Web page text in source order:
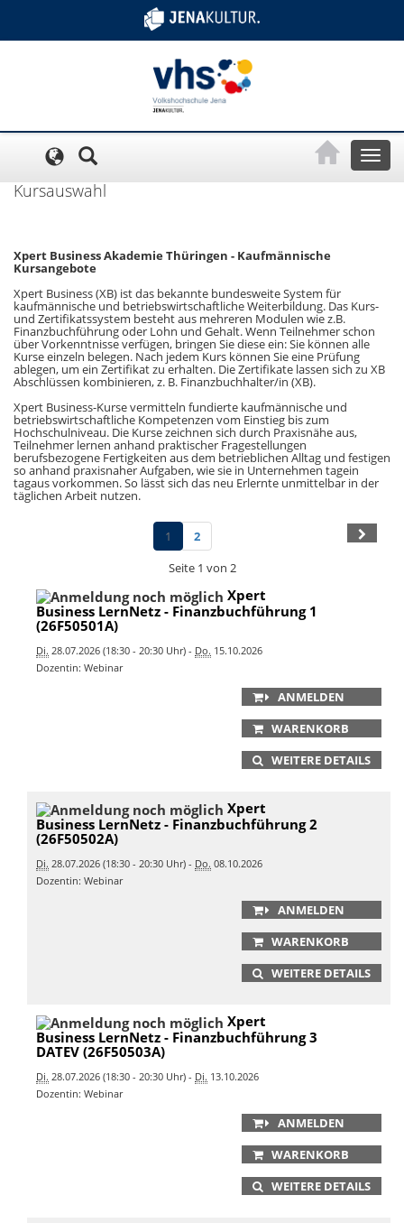
Toggle
Kursauswahl
Xpert Business Akademie Thüringen - Kaufmännische
Kursangebote
Xpert Business (XB) ist das bekannte bundesweite System für
kaufmännische und betriebswirtschaftliche Weiterbildung. Das Kurs-
und Zertifikatssystem besteht aus mehreren Modulen wie z.B.
Finanzbuchführung oder Lohn und Gehalt. Wenn Teilnehmer schon
über Vorkenntnisse verfügen, bringen Sie diese ein: Sie können alle
Kurse einzeln belegen. Nach jedem Kurs können Sie eine Prüfung
ablegen, um ein Zertifikat zu erhalten. Die Zertifikate lassen sich zu XB
Abschlüssen kombinieren, z. B. Finanzbuchhalter/in (XB).
Xpert Business-Kurse vermitteln fundierte kaufmännische und
betriebswirtschaftliche Kompetenzen vom Einstieg bis zum
Hochschulniveau. Die Kurse zeichnen sich durch Praxisnähe aus,
Teilnehmer lernen anhand praktischer Fragestellungen
berufsbezogene Fertigkeiten aus dem betrieblichen Alltag und festigen
so anhand praxisnaher Aufgaben, wie sie in Unternehmen tagein
tagaus vorkommen. So lässt sich das neu Erlernte unmittelbar in der
täglichen Arbeit nutzen.
1
2
Seite 1 von 2
Xpert
Business LernNetz - Finanzbuchführung 1
(26F50501A)
Di. 28.07.2026 (18:30 - 20:30 Uhr) - Do. 15.10.2026
Dozentin: Webinar
ANMELDEN
WARENKORB
WEITERE DETAILS
Xpert
Business LernNetz - Finanzbuchführung 2
(26F50502A)
Di. 28.07.2026 (18:30 - 20:30 Uhr) - Do. 08.10.2026
Dozentin: Webinar
ANMELDEN
WARENKORB
WEITERE DETAILS
Xpert
Business LernNetz - Finanzbuchführung 3
DATEV (26F50503A)
Di. 28.07.2026 (18:30 - 20:30 Uhr) - Di. 13.10.2026
Dozentin: Webinar
ANMELDEN
WARENKORB
WEITERE DETAILS